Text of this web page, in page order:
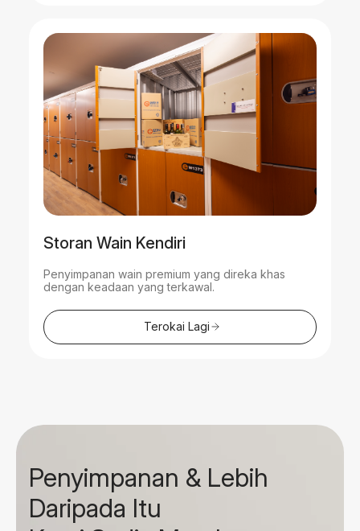
Storan Wain Kendiri
Penyimpanan wain premium yang direka khas
dengan keadaan yang terkawal.
Terokai Lagi
Penyimpanan & Lebih
Daripada Itu